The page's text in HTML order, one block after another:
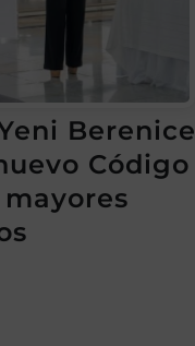
Berenice
Código